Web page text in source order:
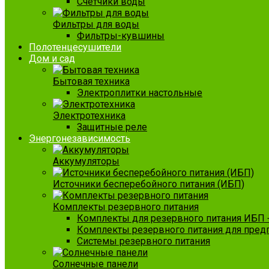
Фильтры для воды
Фильтры-кувшины
Полотенцесушители
Дом и сад
Бытовая техника
Электроплитки настольные
Электротехника
Защитные реле
Энергонезависимость
Аккумуляторы
Источники бесперебойного питания (ИБП)
Комплекты резервного питания
Комплекты для резервного питания ИБП
Комплекты резервного питания для
Системы резервного питания
Солнечные панели